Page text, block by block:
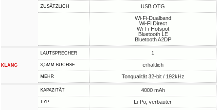
ZUSÄTZLICH
USB OTG
Wi-Fi-Dualband
Wi-Fi Direct
Wi-Fi-Hotspot
Bluetooth LE
Bluetooth A2DP
KLANG
LAUTSPRECHER 1
3,5MM-BUCHSE erhältlich
MEHR Tonqualität 32-bit / 192kHz
KAPAZITÄT 4000 mAh
TYP Li-Po, verbauter